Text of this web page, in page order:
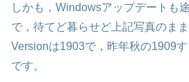
しかも，Windowsアップデートも
で，待てど暮らせど上記写真のま
Versionは1903で，昨年秋の1909
です。